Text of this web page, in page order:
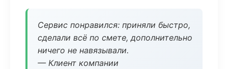
Сервис понравился: приняли быстро,
сделали всё по смете, дополнительно
ничего не навязывали.
— Клиент компании